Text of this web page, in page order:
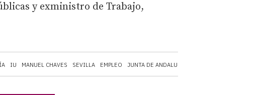
IU MANUEL CHAVES SEVILLA EMPLEO JUNTA DE ANDALUCÍA
y exministro de Trabajo,